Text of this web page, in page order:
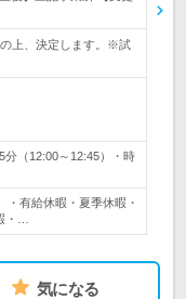
上、決定します。※試
（12:00～12:45）・時
・有給休暇・夏季休暇・
・…
気になる